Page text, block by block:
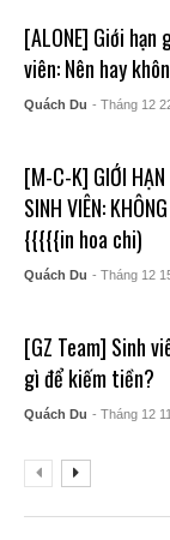
[ALONE] Giới
viên: Nên hay
Quách Du - Tháng 12
[M-C-K] GIỚI
SINH VIÊN:
{{{{{in hoa chi)
Quách Du - Tháng 12
[GZ Team] Sinh
gì để kiếm tiền?
Quách Du - Tháng 12